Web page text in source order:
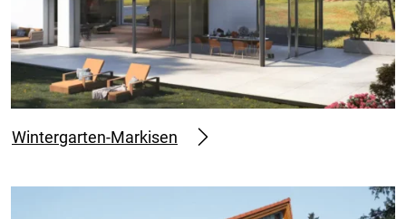
Wintergarten-Markisen